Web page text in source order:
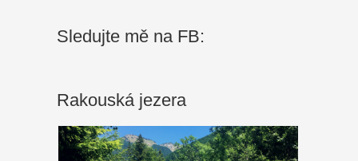
Sledujte mě na FB:
Rakouská jezera